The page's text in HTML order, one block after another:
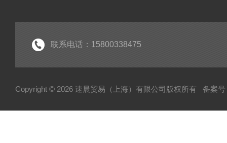
联系电话：15800338475
Copyright © 2026 速晨贸易（上海）有限公司版权所有 备案号